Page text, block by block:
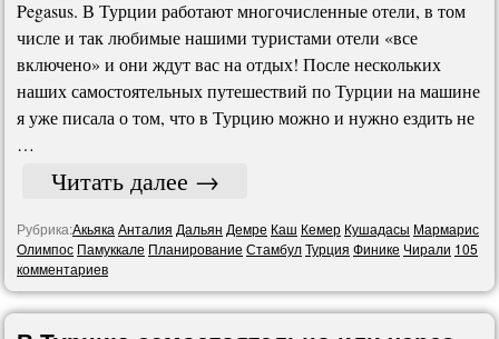
Pegasus. В Турции работают многочисленные отели, в том
числе и так любимые нашими туристами отели «все
включено» и они ждут вас на отдых! После нескольких
наших самостоятельных путешествий по Турции на машине
я уже писала о том, что в Турцию можно и нужно ездить не
…
Читать далее →
Рубрика:Акьяка Анталия Дальян Демре Каш Кемер Кушадасы Мармарис
Олимпос Памуккале Планирование СтамбулТурция Финике Чирали 105
комментариев